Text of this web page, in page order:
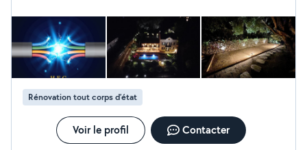
Rénovation tout corps d’état
Voir le profil Contacter